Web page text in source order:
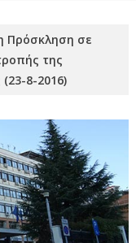
Πρόσκληση σε
της
8-2016)